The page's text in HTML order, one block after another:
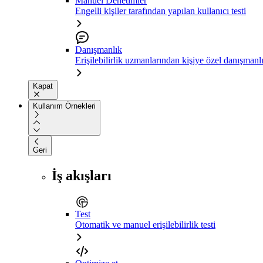
Engelli kişiler tarafından yapılan kullanıcı testi
Danışmanlık
Erişilebilirlik uzmanlarından kişiye özel
Kapat
Kullanım Örnekleri
Geri
İş akışları
Test
Otomatik ve manuel erişilebilirlik testi